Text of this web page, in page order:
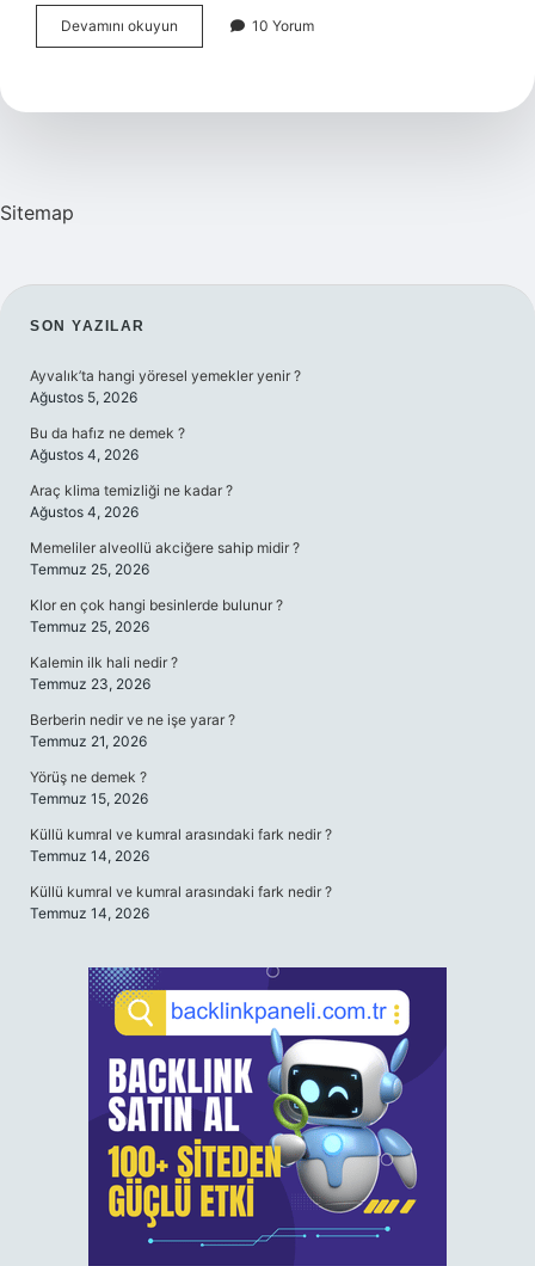
Devamını okuyun
Sahibini
10 Yorum
Sitemap
SIDEBAR
SON YAZILAR
Ayvalık’ta hangi yöresel yemekler yenir ?
Ağustos 5, 2026
Bu da hafız ne demek ?
Ağustos 4, 2026
Araç klima temizliği ne kadar ?
Ağustos 4, 2026
Memeliler alveollü akciğere sahip midir ?
Temmuz 25, 2026
Klor en çok hangi besinlerde bulunur ?
Temmuz 25, 2026
Kalemin ilk hali nedir ?
Temmuz 23, 2026
Berberin nedir ve ne işe yarar ?
Temmuz 21, 2026
Yörüş ne demek ?
Temmuz 15, 2026
Küllü kumral ve kumral arasındaki fark nedir ?
Temmuz 14, 2026
Küllü kumral ve kumral arasındaki fark nedir ?
Temmuz 14, 2026